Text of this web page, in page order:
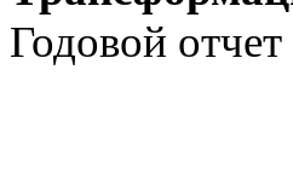
Годовой